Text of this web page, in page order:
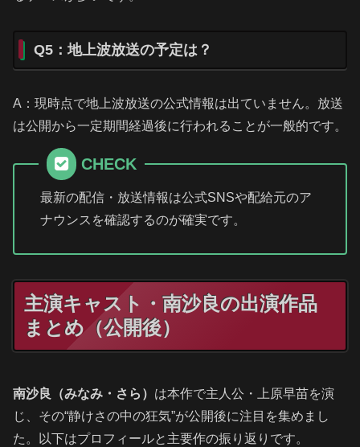
Q5：地上波放送の予定は？
A：現時点で地上波放送の公式情報は出ていません。放送
は公開から一定期間経過後に行われることが一般的です。
CHECK
最新の配信・放送情報は公式SNSや配給元のア
ナウンスを確認するのが確実です。
主演キャスト・南沙良の出演作品
まとめ（公開後）
南沙良（みなみ・さら） は本作で主人公・上原早苗を演
じ、その“静けさの中の狂気”が公開後に注目を集めまし
た。以下はプロフィールと主要作の振り返りです。